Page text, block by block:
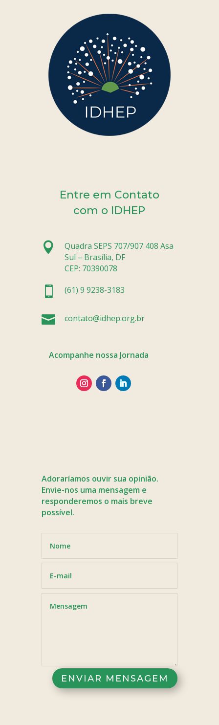
Entre em Contato
com o IDHEP

Quadra SEPS 707/907 408 Asa
Sul – Brasília, DF
CEP: 70390078
 (61) 9 9238-3183
 contato@idhep.org.br
Acompanhe nossa Jornada
Adoraríamos ouvir sua opinião.
Envie-nos uma mensagem e
responderemos o mais breve
possível.
ENVIAR MENSAGEM